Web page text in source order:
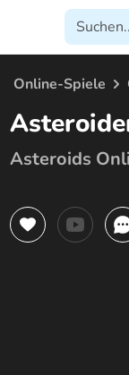
Online-Spiele
Asteroids